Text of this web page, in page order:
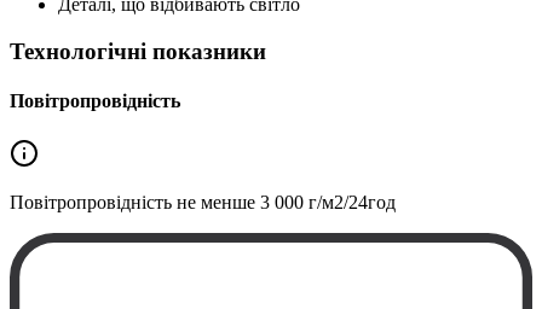
Деталі, що відбивають світло
Технологічні показники
Повітропровідність
Повітропровідність не менше 3 000 г/м2/24год